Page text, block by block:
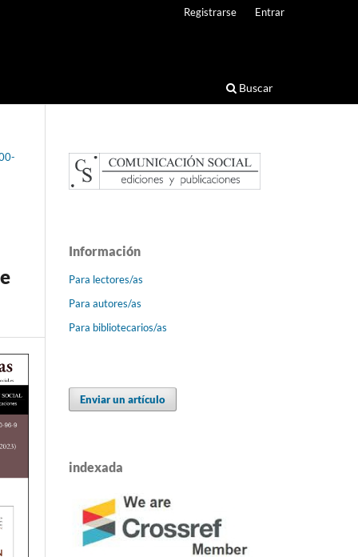
Buscar
Registrarse Entrar
Información
Para lectores/as
Para autores/as
Para bibliotecarios/as
Enviar un artículo
indexada